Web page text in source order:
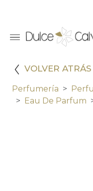
VOLVER ATRÁS
Perfumería
Eau De Parfum